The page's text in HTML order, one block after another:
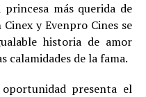
más querida de
y Evenpro Cines se
historia de amor
calamidades de la fama.
presenta el